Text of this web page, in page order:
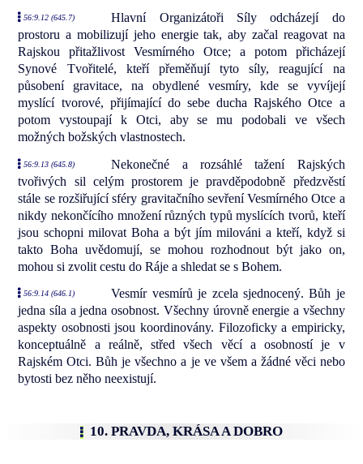
56:9.12 (645.7)
Hlavní Organizátoři Síly odcházejí do
prostoru a mobilizují jeho energie tak, aby začal reagovat na
Rajskou přitažlivost Vesmírného Otce; a potom přicházejí
Synové Tvořitelé, kteří přeměňují tyto síly, reagující na
působení gravitace, na obydlené vesmíry, kde se vyvíjejí
myslící tvorové, přijímající do sebe ducha Rajského Otce a
potom vystoupají k Otci, aby se mu podobali ve všech
možných božských vlastnostech.
56:9.13 (645.8)
Nekonečné a rozsáhlé tažení Rajských
tvořivých sil celým prostorem je pravděpodobně předzvěstí
stále se rozšiřující sféry gravitačního sevření Vesmírného Otce a
nikdy nekončícího množení různých typů myslících tvorů, kteří
jsou schopni milovat Boha a být jím milováni a kteří, když si
takto Boha uvědomují, se mohou rozhodnout být jako on,
mohou si zvolit cestu do Ráje a shledat se s Bohem.
56:9.14 (646.1)
Vesmír vesmírů je zcela sjednocený. Bůh je
jedna síla a jedna osobnost. Všechny úrovně energie a všechny
aspekty osobnosti jsou koordinovány. Filozoficky a empiricky,
konceptuálně a reálně, střed všech věcí a osobností je v
Rajském Otci. Bůh je všechno a je ve všem a žádné věci nebo
bytosti bez něho neexistují.
10. PRAVDA, KRÁSA A DOBRO